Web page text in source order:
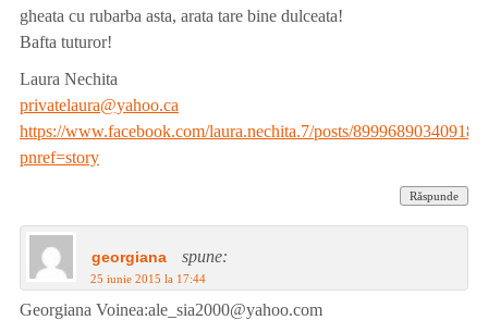
gheata cu rubarba asta, arata tare bine dulceata!
Bafta tuturor!
Laura Nechita
privatelaura@yahoo.ca
https://www.facebook.com/laura.nechita.7/posts/
pnref=story
Răspunde
georgiana spune:
25 iunie 2015 la 17:44
Georgiana Voinea:ale_sia2000@yahoo.com